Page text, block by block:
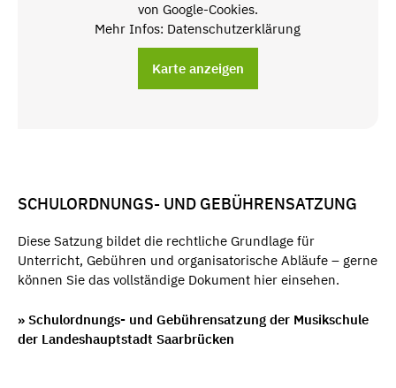
von Google-Cookies.
Mehr Infos: Datenschutzerklärung
Karte anzeigen
SCHULORDNUNGS- UND GEBÜHRENSATZUNG
Diese Satzung bildet die rechtliche Grundlage für
Unterricht, Gebühren und organisatorische Abläufe – gerne
können Sie das vollständige Dokument hier einsehen.
» Schulordnungs- und Gebührensatzung der Musikschule
der Landeshauptstadt Saarbrücken